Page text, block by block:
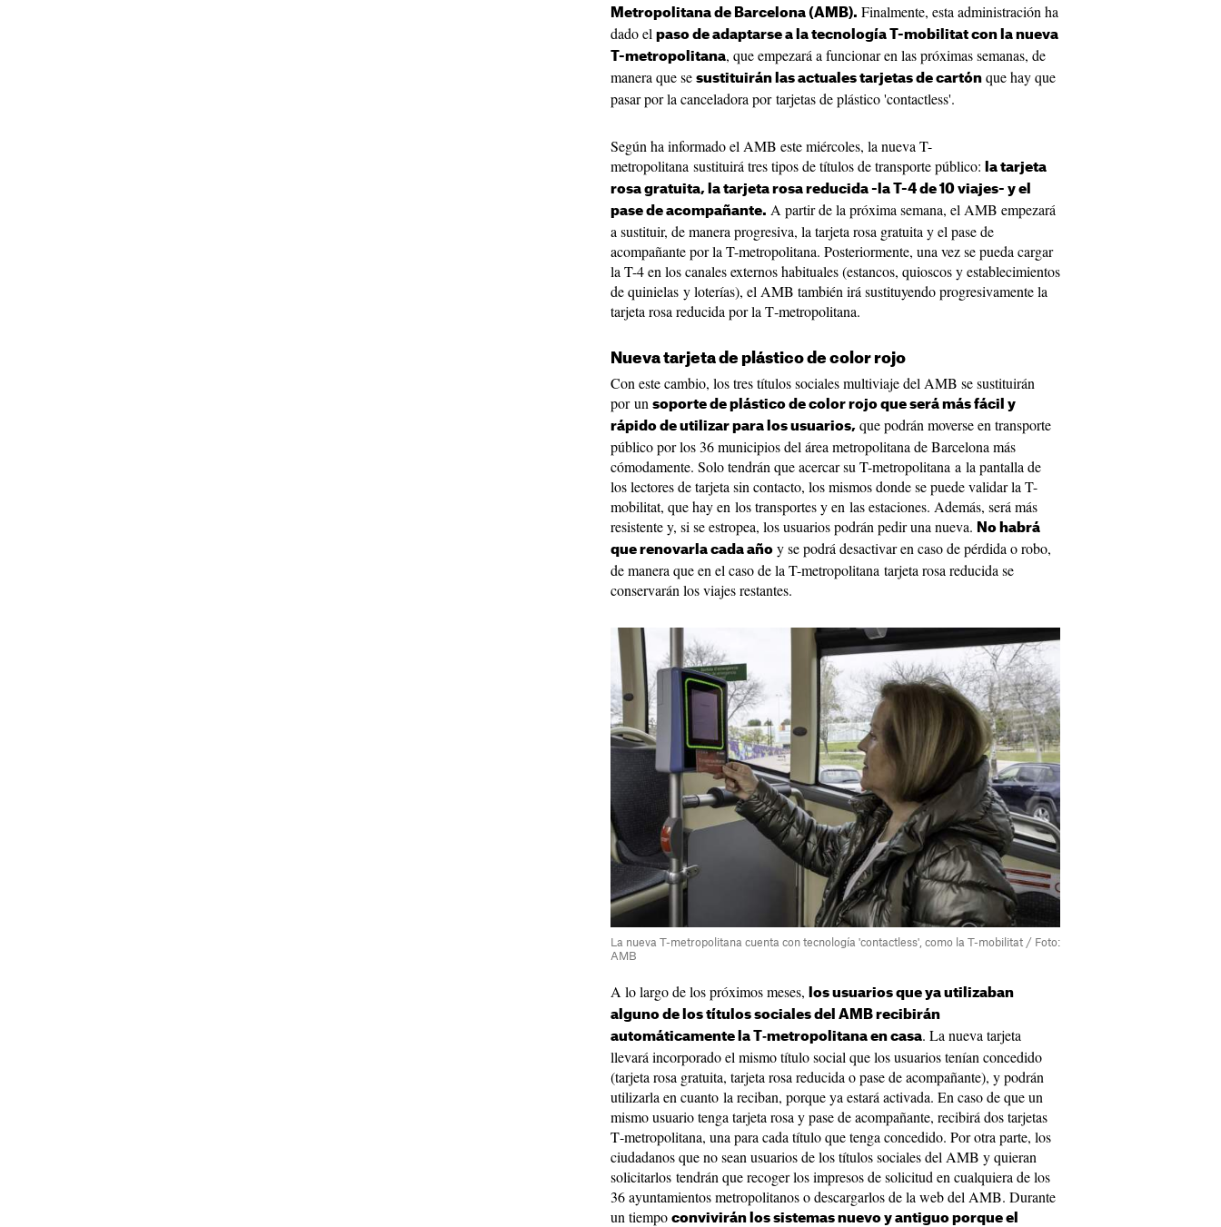
Metropolitana de Barcelona (AMB). Finalmente, esta administración ha
dado el paso de adaptarse a la tecnología T-mobilitat con la nueva
T-metropolitana, que empezará a funcionar en las próximas semanas, de
manera que se sustituirán las actuales tarjetas de cartón que hay que
pasar por la canceladora por tarjetas de plástico 'contactless'.
Según ha informado el AMB este miércoles, la nueva T-
metropolitana sustituirá tres tipos de títulos de transporte público:
la tarjeta
rosa gratuita, la tarjeta rosa reducida -la T-4 de 10 viajes- y el
pase de acompañante. A partir de la próxima semana, el AMB empezará
a sustituir, de manera progresiva, la tarjeta rosa gratuita y el pase de
acompañante por la T-metropolitana. Posteriormente, una vez se pueda cargar
la T-4 en los canales externos habituales (estancos, quioscos y establecimientos
de quinielas y loterías), el AMB también irá sustituyendo progresivamente la
tarjeta rosa reducida por la T‑metropolitana.
Nueva tarjeta de plástico de color rojo
Con este cambio, los tres títulos sociales multiviaje del AMB se sustituirán
por un soporte de plástico de color rojo que será más fácil y
rápido de utilizar para los usuarios, que podrán moverse en transporte
público por los 36 municipios del área metropolitana de Barcelona más
cómodamente. Solo tendrán que acercar su T-metropolitana a la pantalla de
los lectores de tarjeta sin contacto, los mismos donde se puede validar la T-
mobilitat, que hay en los transportes y en las estaciones. Además, será más
resistente y, si se estropea, los usuarios podrán pedir una nueva. No habrá
que renovarla cada año y se podrá desactivar en caso de pérdida o robo,
de manera que en el caso de la T-metropolitana tarjeta rosa reducida se
conservarán los viajes restantes.
La nueva T-metropolitana cuenta con tecnología 'contactless', como la T-mobilitat / Foto:
AMB
A lo largo de los próximos meses,
los usuarios que ya utilizaban
alguno de los títulos sociales del AMB recibirán
automáticamente la T‑metropolitana en casa. La nueva tarjeta
llevará incorporado el mismo título social que los usuarios tenían concedido
(tarjeta rosa gratuita, tarjeta rosa reducida o pase de acompañante), y podrán
utilizarla en cuanto la reciban, porque ya estará activada. En caso de que un
mismo usuario tenga tarjeta rosa y pase de acompañante, recibirá dos tarjetas
T‑metropolitana, una para cada título que tenga concedido. Por otra parte, los
ciudadanos que no sean usuarios de los títulos sociales del AMB y quieran
solicitarlos tendrán que recoger los impresos de solicitud en cualquiera de los
36 ayuntamientos metropolitanos o descargarlos de la web del AMB. Durante
un tiempo convivirán los sistemas nuevo y antiguo porque el